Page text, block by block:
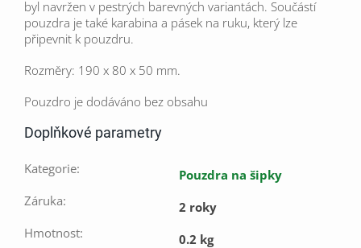
byl navržen v pestrých barevných variantách. Součástí
pouzdra je také karabina a pásek na ruku, který lze
připevnit k pouzdru.
Rozměry: 190 x 80 x 50 mm.
Pouzdro je dodáváno bez obsahu
Doplňkové parametry
Kategorie:
Pouzdra na šipky
Záruka:
2 roky
Hmotnost:
0.2 kg